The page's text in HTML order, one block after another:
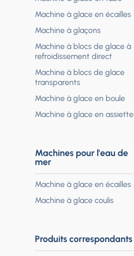
Machine à glace en écailles
Machine à glaçons
Machine à blocs de glace à
refroidissement direct
Machine à blocs de glace
transparents
Machine à glace en boule
Machine à glace en assiette
Machines pour l'eau de
mer
Machine à glace en écailles
Machine à glace coulis
Produits correspondants